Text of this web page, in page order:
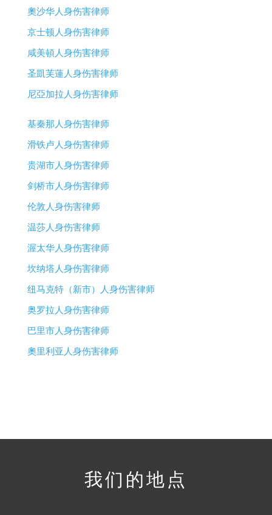
奧沙华人身伤害律师
京士顿人身伤害律师
咸美頓人身伤害律师
圣凱芙蓮人身伤害律师
尼亞加拉人身伤害律师
基秦那人身伤害律师
滑铁卢人身伤害律师
贵湖市人身伤害律师
剑桥市人身伤害律师
伦敦人身伤害律师
温莎人身伤害律师
渥太华人身伤害律师
坎纳塔人身伤害律师
纽马克特（新市）人身伤害律师
奥罗拉人身伤害律师
巴里市人身伤害律师
奧里利亚人身伤害律师
我们的地点